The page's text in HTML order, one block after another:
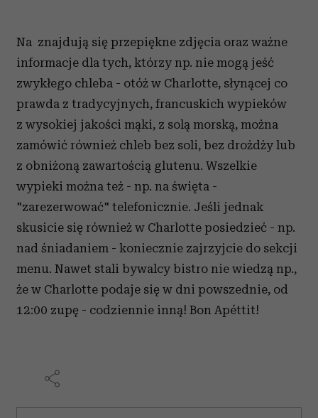
Na znajdują się przepiękne zdjęcia oraz ważne
informacje dla tych, którzy np. nie mogą jeść
zwykłego chleba - otóż w Charlotte, słynącej co
prawda z tradycyjnych, francuskich wypieków
z wysokiej jakości mąki, z solą morską, można
zamówić również chleb bez soli, bez drożdży lub
z obniżoną zawartością glutenu. Wszelkie
wypieki można też - np. na święta -
"zarezerwować" telefonicznie. Jeśli jednak
skusicie się również w Charlotte posiedzieć - np.
nad śniadaniem - koniecznie zajrzyjcie do sekcji
menu. Nawet stali bywalcy bistro nie wiedzą np.,
że w Charlotte podaje się w dni powszednie, od
12:00 zupę - codziennie inną! Bon Apéttit!